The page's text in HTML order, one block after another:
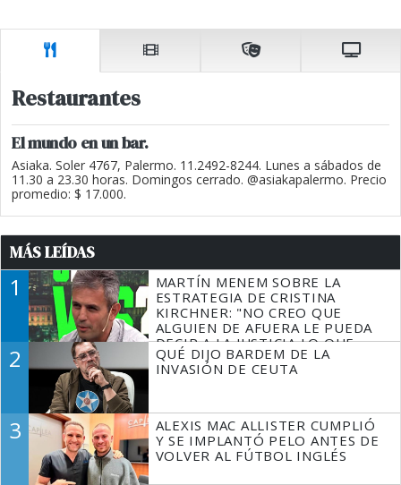
Restaurantes
El mundo en un bar.
Asiaka. Soler 4767, Palermo. 11.2492-8244. Lunes a sábados de
11.30 a 23.30 horas. Domingos cerrado. @asiakapalermo. Precio
promedio: $ 17.000.
MÁS LEÍDAS
1
MARTÍN MENEM SOBRE LA
ESTRATEGIA DE CRISTINA
KIRCHNER: "NO CREO QUE
ALGUIEN DE AFUERA LE PUEDA
DECIR A LA JUSTICIA LO QUE
TIENE QUE HACER"
2
QUÉ DIJO BARDEM DE LA
INVASIÓN DE CEUTA
3
ALEXIS MAC ALLISTER CUMPLIÓ
Y SE IMPLANTÓ PELO ANTES DE
VOLVER AL FÚTBOL INGLÉS